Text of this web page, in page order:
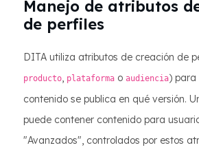
Manejo de atributos
de perfiles
DITA utiliza atributos de creación de
producto, plataforma o audiencia) para
contenido se publica en qué versión.
puede contener contenido para
"Avanzados", controlados por estos